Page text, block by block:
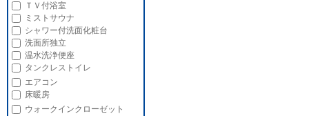
ＴＶ付浴室
ミストサウナ
シャワー付洗面化粧台
洗面所独立
温水洗浄便座
タンクレストイレ
エアコン
床暖房
ウォークインクローゼット